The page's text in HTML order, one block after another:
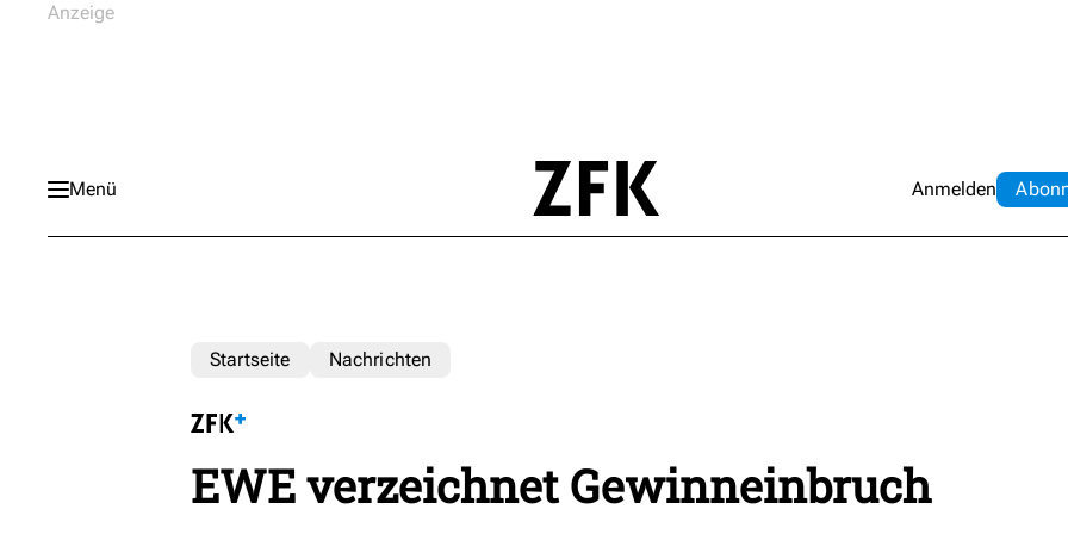
Menü Anmelden Abo
Startseite Nachrichten
EWE verzeichnet Gewinneinbruch